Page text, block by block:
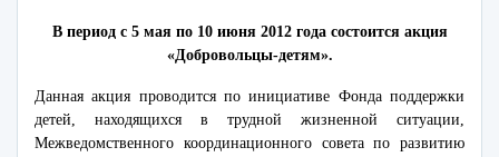
В период с 5 мая по 10 июня 2012 года состоится акция
«Добровольцы-детям».
Данная акция проводится по инициативе Фонда поддержки
детей, находящихся в трудной жизненной ситуации,
Межведомственного координационного совета по развитию